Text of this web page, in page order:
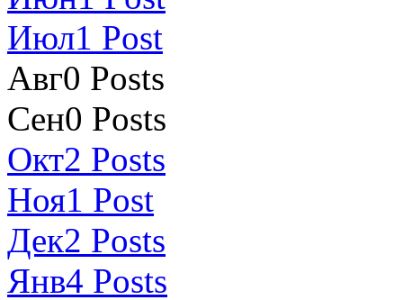
Июл1 Post
Авг0 Posts
Сен0 Posts
Окт2 Posts
Ноя1 Post
Дек2 Posts
Янв4 Posts